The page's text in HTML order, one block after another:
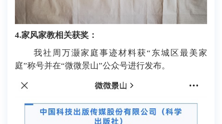
4.家风家教相关获奖：
我社周万灏家庭事迹材料获“东城区最美家
庭”称号并在“微微景山”公众号进行发布。